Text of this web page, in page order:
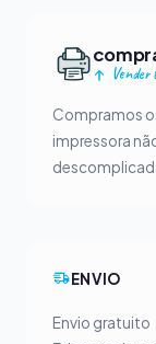
Vender
Compramos
impressora
ENVIO
Envio gratuito